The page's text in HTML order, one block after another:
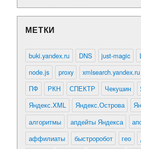
МЕТКИ
buki.yandex.ru DNS just-magic
node.js
proxy xmlsearch.yandex.ru
ПФ
РКН СПЕКТР Чекушин
Яндекс.XML
Яндекс.Острова
алгоритмы
апдейты Яндекса
аффилиаты
быстроробот гео